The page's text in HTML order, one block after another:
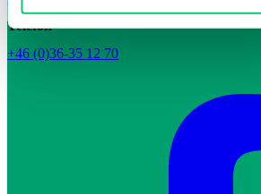
Telefon
+46 (0)36-35 12 70